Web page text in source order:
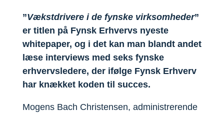
”Vækstdrivere i de fynske virksomheder”
er titlen på Fynsk Erhvervs nyeste
whitepaper, og i det kan man blandt andet
læse interviews med seks fynske
erhvervsledere, der ifølge Fynsk Erhverv
har knækket koden til succes.
Mogens Bach Christensen, administrerende